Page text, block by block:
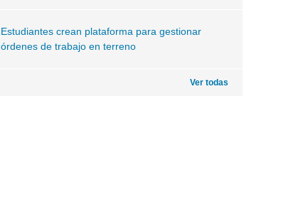
Estudiantes crean plataforma para gestionar
órdenes de trabajo en terreno
Ver todas